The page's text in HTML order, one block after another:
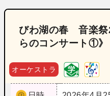
びわ湖の春 音楽祭
らのコンサート①》
オーケストラ